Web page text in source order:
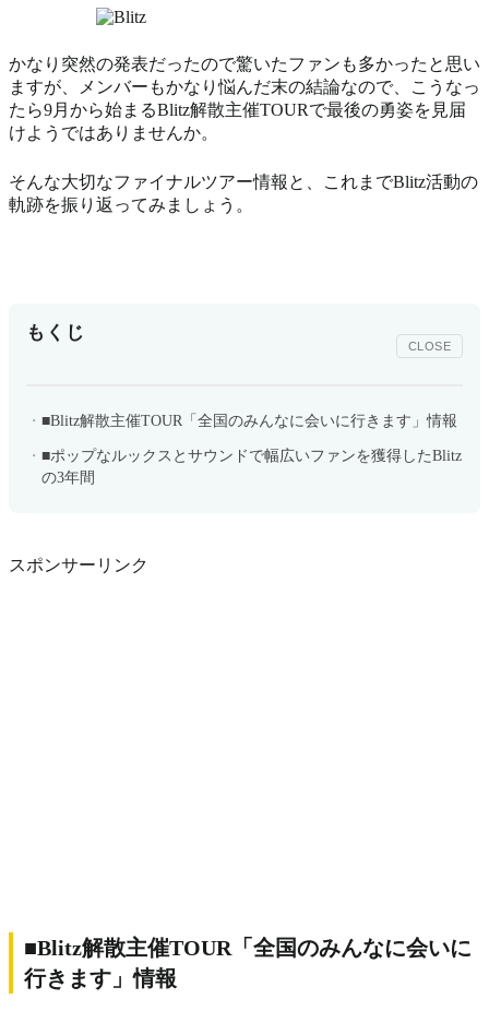
かなり突然の発表だったので驚いたファンも多かったと思い
ますが、メンバーもかなり悩んだ末の結論なので、こうなっ
たら9月から始まるBlitz解散主催TOURで最後の勇姿を見届
けようではありませんか。
そんな大切なファイナルツアー情報と、これまでBlitz活動の
軌跡を振り返ってみましょう。
もくじ
CLOSE
■Blitz解散主催TOUR「全国のみんなに会いに行きます」情報
■ポップなルックスとサウンドで幅広いファンを獲得したBlitz
の3年間
スポンサーリンク
■Blitz解散主催TOUR「全国のみんなに会いに
行きます」情報